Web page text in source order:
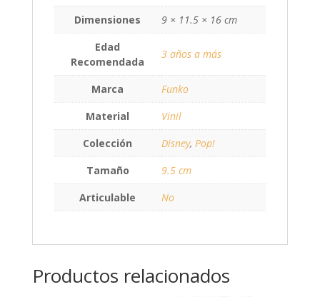
Dimensiones
9 × 11.5 × 16 cm
Edad
Recomendada
3 años a más
Marca
Funko
Material
Vinil
Colección
Disney, Pop!
Tamaño
9.5 cm
Articulable
No
Productos relacionados